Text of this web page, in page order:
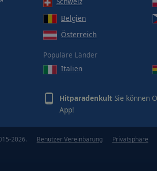
Belgien
Österreich
Populäre Länder
Italien
Hitparadenkult Sie können
App!
2026.
Benutzer Vereinbarung Privatsphäre